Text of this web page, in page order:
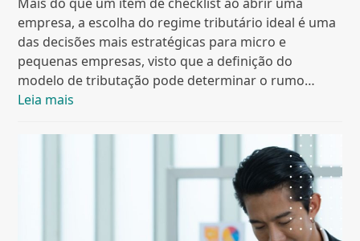
empresa, a escolha do regime tributário ideal é uma
das decisões mais estratégicas para micro e
pequenas empresas, visto que a definição do
modelo de tributação pode determinar o rumo…
Leia mais